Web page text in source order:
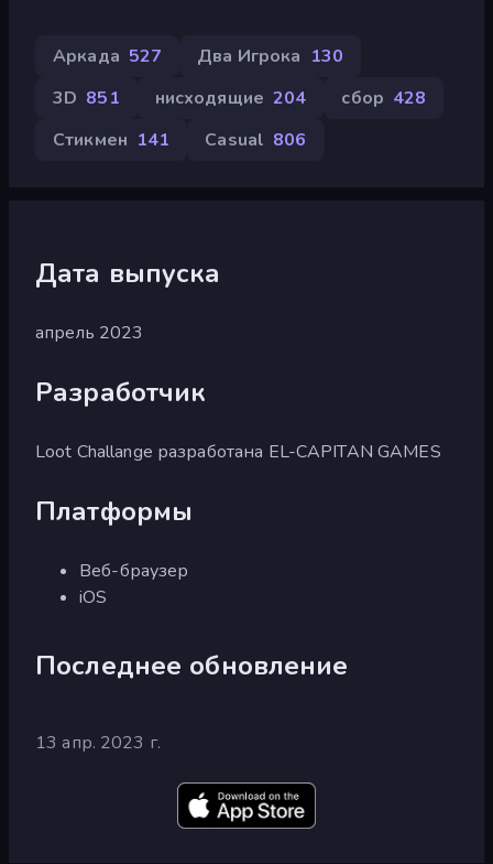
Аркада 527 Два Игрока 130
3D 851 нисходящие 204 сбор 428
Стикмен 141 Casual 806
Дата выпуска
апрель 2023
Разработчик
Loot Challange разработана EL-CAPITAN GAMES
Платформы
Веб-браузер
iOS
Последнее обновление
13 апр. 2023 г.